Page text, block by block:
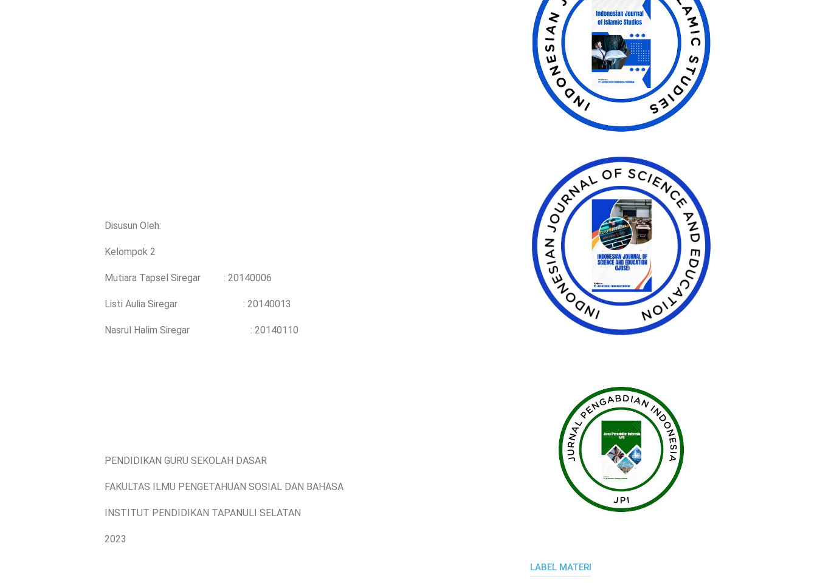
Disusun Oleh:
Kelompok 2
Mutiara Tapsel Siregar : 20140006
Listi Aulia Siregar : 20140013
Nasrul Halim Siregar : 20140110
PENDIDIKAN GURU SEKOLAH DASAR
FAKULTAS ILMU PENGETAHUAN SOSIAL DAN BAHASA
INSTITUT PENDIDIKAN TAPANULI SELATAN
2023
LABEL MATERI